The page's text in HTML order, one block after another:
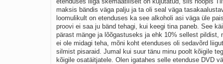
maksis bändis väga palju ja ta oli seal väga
loomulikult on etenduses ka see alkoholi asi väga üle
proovi ei saa ju bänd tehagi, kui keegi tina paneb. See
pärast mänge ja lõõgastuseks ja ehk 10% sellest pildist,
ei ole midagi teha, mõni koht etenduses oli sedavõrd
silmist pisaraid. Jumal kui suur tänu minu poolt kõigile
kõigile osatäitjatele. Olen igatahes selle etenduse DVD